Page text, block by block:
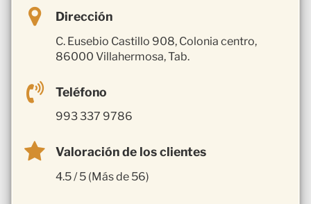
Dirección
C. Eusebio Castillo 908, Colonia centro,
86000 Villahermosa, Tab.
Teléfono
993 337 9786
Valoración de los clientes
4.5 / 5 (Más de 56)